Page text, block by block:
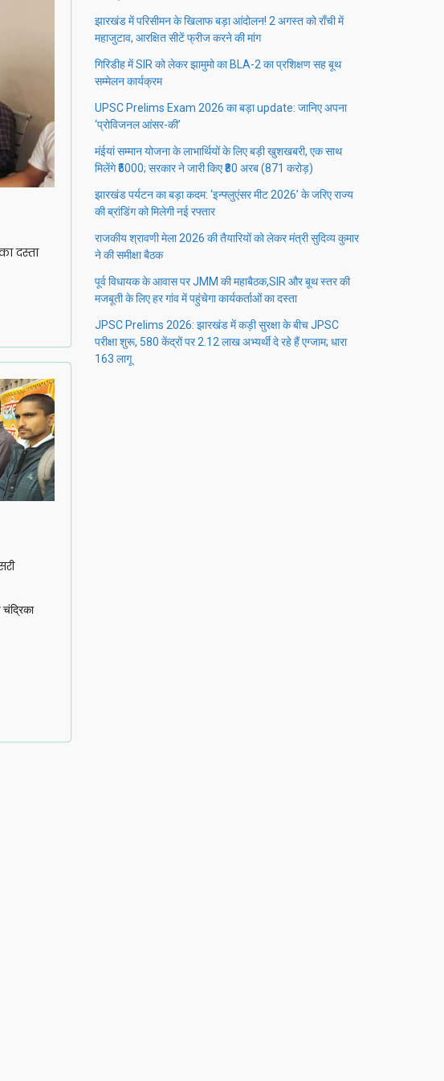
दस्ता
झारखंड में परिसीमन के खिलाफ बड़ा आंदोलन! 2 अगस्त को राँची में
महाजुटाव, आरक्षित सीटें फ्रीज करने की मांग
गिरिडीह में SIR को लेकर झामुमो का BLA-2 का प्रशिक्षण सह बूथ
सम्मेलन कार्यक्रम
UPSC Prelims Exam 2026 का बड़ा update: जानिए अपना
‘प्रोविजनल आंसर-की’
मंईयां सम्मान योजना के लाभार्थियों के लिए बड़ी खुशखबरी, एक साथ
मिलेंगे ₹5000; सरकार ने जारी किए ₹80 अरब (871 करोड़)
झारखंड पर्यटन का बड़ा कदम: ‘इन्फ्लुएंसर मीट 2026’ के जरिए राज्य
की ब्रांडिंग को मिलेगी नई रफ्तार
राजकीय श्रावणी मेला 2026 की तैयारियों को लेकर मंत्री सुदिव्य कुमार
ने की समीक्षा बैठक
पूर्व विधायक के आवास पर JMM की महाबैठक,SIR और बूथ स्तर की
मजबूती के लिए हर गांव में पहुंचेगा कार्यकर्ताओं का दस्ता
JPSC Prelims 2026: झारखंड में कड़ी सुरक्षा के बीच JPSC
परीक्षा शुरू, 580 केंद्रों पर 2.12 लाख अभ्यर्थी दे रहे हैं एग्जाम; धारा
163 लागू